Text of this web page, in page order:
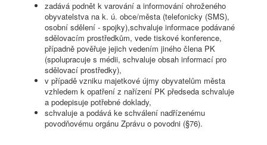
zadává podnět k varování a informování ohroženého
obyvatelstva na k. ú. obce/města (telefonicky (SMS),
osobní sdělení - spojky),schvaluje informace podávané
sdělovacím prostředkům, vede tiskové konference,
případně pověřuje jejich vedením jiného člena PK
(spolupracuje s médii, schvaluje obsah informací pro
sdělovací prostředky),
v případě vzniku majetkové újmy obyvatelům města
vzhledem k opatření z nařízení PK předseda schvaluje
a podepisuje potřebné doklady,
schvaluje a podává ke schválení nadřízenému
povodňovému orgánu Zprávu o povodni (§76).